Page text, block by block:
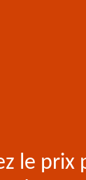
le prix